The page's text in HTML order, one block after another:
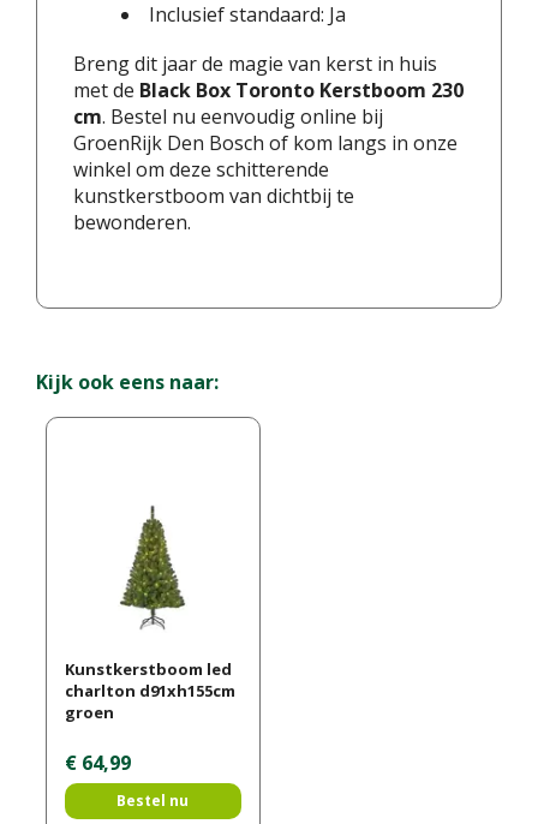
Inclusief standaard: Ja
Breng dit jaar de magie van kerst in huis
met de Black Box Toronto Kerstboom 230
cm. Bestel nu eenvoudig online bij
GroenRijk Den Bosch of kom langs in onze
winkel om deze schitterende
kunstkerstboom van dichtbij te
bewonderen.
Kijk ook eens naar:
Kunstkerstboom led
charlton d91xh155cm
groen
€ 64,99
Bestel nu